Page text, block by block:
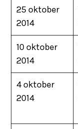
25 oktober
2014
10 oktober
2014
4 oktober
2014